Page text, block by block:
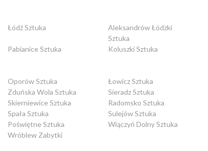
Łódź Sztuka
Aleksandrów Łódzki
Sztuka
Pabianice Sztuka
Koluszki Sztuka
Oporów Sztuka
Łowicz Sztuka
Zduńska Wola Sztuka
Sieradz Sztuka
Skierniewice Sztuka
Radomsko Sztuka
Spała Sztuka
Sulejów Sztuka
Poświętne Sztuka
Wiączyń Dolny Sztuka
Wróblew Zabytki